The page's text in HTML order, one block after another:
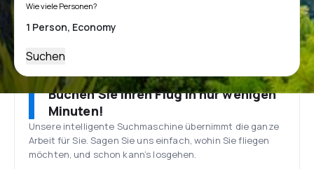
Wie viele Personen?
Suchen
Buchen Sie Ihren Flug in nur wenigen
Minuten!
Unsere intelligente Suchmaschine übernimmt die ganze
Arbeit für Sie. Sagen Sie uns einfach, wohin Sie fliegen
möchten, und schon kann’s losgehen.